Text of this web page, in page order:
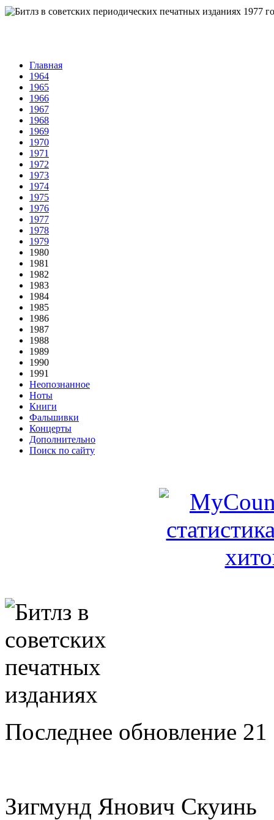
Главная
1964
1965
1966
1967
1968
1969
1970
1971
1972
1973
1974
1975
1976
1977
1978
1979
1980
1981
1982
1983
1984
1985
1986
1987
1988
1989
1990
1991
Неопознанное
Ноты
Книги
Фальшивки
Концерты
Дополнительно
Поиск по сайту
Последнее обновление 21
Зигмунд Янович Скуинь